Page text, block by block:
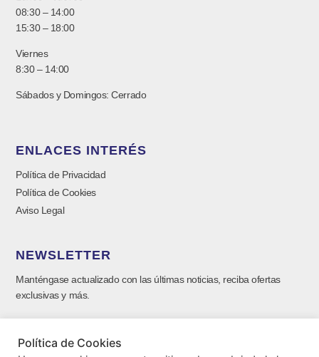
08:30 – 14:00
15:30 – 18:00
Viernes
8:30 – 14:00
Sábados y Domingos: Cerrado
ENLACES INTERÉS
Política de Privacidad
Política de Cookies
Aviso Legal
NEWSLETTER
Manténgase actualizado con las últimas noticias, reciba ofertas
exclusivas y más.
Política de Cookies